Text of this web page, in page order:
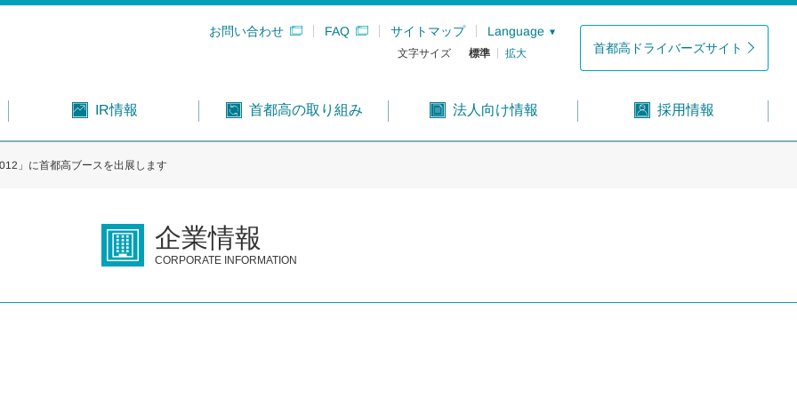
お問い合わせ FAQ サイトマップ Language
文字サイズ 標準 拡大 首都高ドライバーズサイト
IR情報 首都高の取り組み 法人向け情報 採用情報
」に首都高ブースを出展します
企業情報
CORPORATE INFORMATION